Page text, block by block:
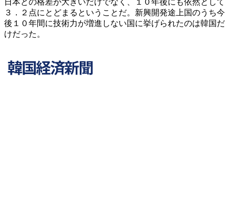
３．２点にとどまるということだ。新興開発途上国のうち今
後１０年間に技術力が増進しない国に挙げられたのは韓国だ
けだった。